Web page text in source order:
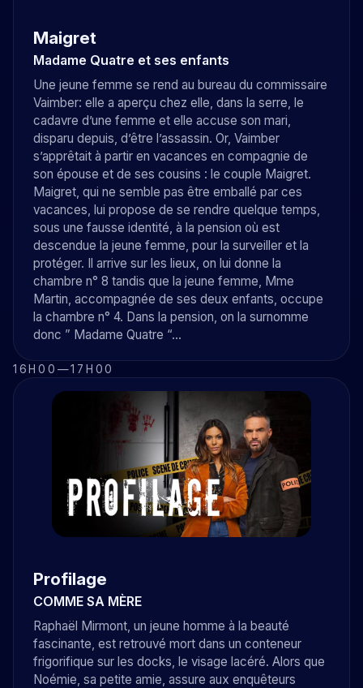
Maigret
Madame Quatre et ses enfants
Une jeune femme se rend au bureau du commissaire
Vaimber: elle a aperçu chez elle, dans la serre, le
cadavre d’une femme et elle accuse son mari,
disparu depuis, d’être l’assassin. Or, Vaimber
s’apprêtait à partir en vacances en compagnie de
son épouse et de ses cousins : le couple Maigret.
Maigret, qui ne semble pas être emballé par ces
vacances, lui propose de se rendre quelque temps,
sous une fausse identité, à la pension où est
descendue la jeune femme, pour la surveiller et la
protéger. Il arrive sur les lieux, on lui donne la
chambre n° 8 tandis que la jeune femme, Mme
Martin, accompagnée de ses deux enfants, occupe
la chambre n° 4. Dans la pension, on la surnomme
donc ” Madame Quatre “…
16H00 —17H00
Profilage
COMME SA MÈRE
Raphaël Mirmont, un jeune homme à la beauté
fascinante, est retrouvé mort dans un conteneur
frigorifique sur les docks, le visage lacéré. Alors que
Noémie, sa petite amie, assure aux enquêteurs